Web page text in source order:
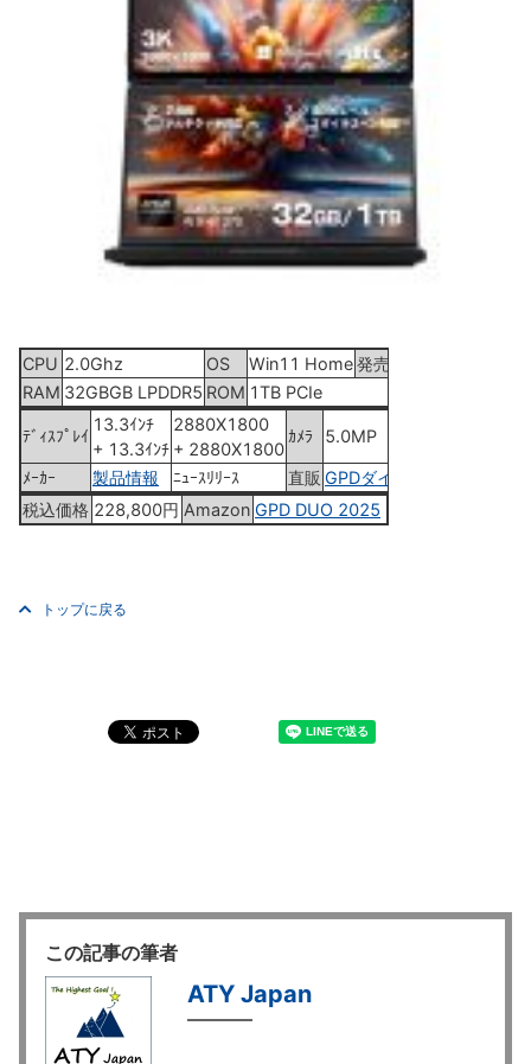
CPU 2.0Ghz OS Win11 Home発売
RAM 32GBGB LPDDR5 ROM 1TB PCIe
ﾃﾞｨｽﾌﾟﾚｲ
13.3ｲﾝﾁ
+ 13.3ｲﾝﾁ
2880X1800
+ 2880X1800
ｶﾒﾗ 5.0MP
ﾒｰｶｰ 製品情報 ﾆｭｰｽﾘﾘｰｽ 直販 GPDダイレクト
税込価格 228,800円 Amazon GPD DUO 2025
トップに戻る
この記事の筆者
ATY Japan